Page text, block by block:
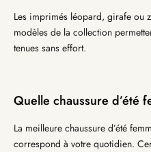
Les imprimés léopard, girafe ou
modèles de la collection
tenues sans effort.
Quelle chaussure d’été
La meilleure chaussure d’été
correspond à votre quotidien.